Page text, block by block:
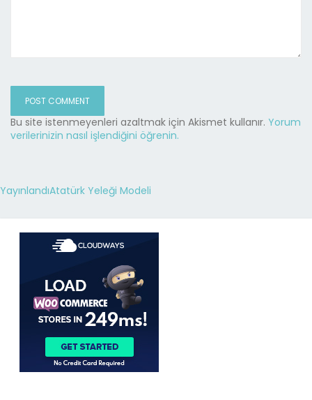
Bu site istenmeyenleri azaltmak için Akismet kullanır. Yorum
verilerinizin nasıl işlendiğini öğrenin.
YayınlandıAtatürk Yeleği Modeli